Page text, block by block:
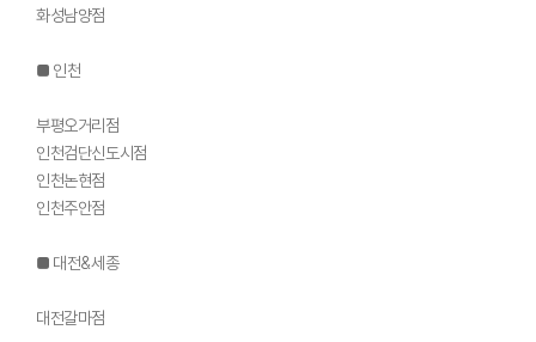
화성남양점
■ 인천
부평오거리점
인천검단신도시점
인천논현점
인천주안점
■ 대전&세종
대전갈마점